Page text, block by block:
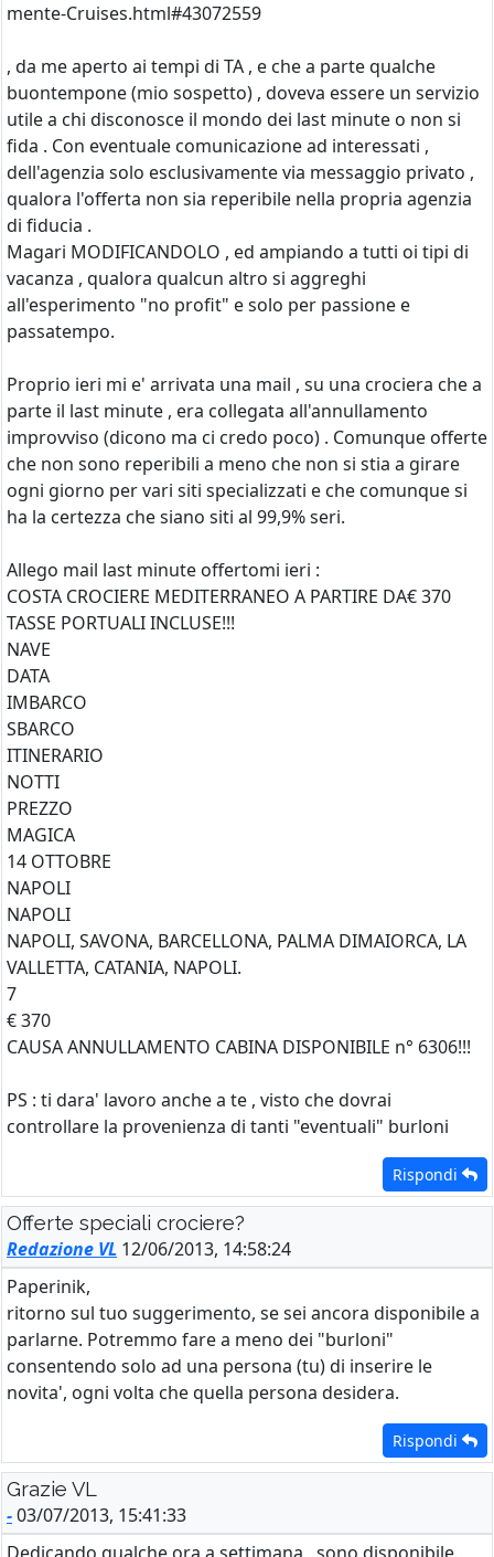
mente-Cruises.html#43072559
, da me aperto ai tempi di TA , e che a parte qualche
buontempone (mio sospetto) , doveva essere un servizio
utile a chi disconosce il mondo dei last minute o non si
fida . Con eventuale comunicazione ad interessati ,
dell'agenzia solo esclusivamente via messaggio privato ,
qualora l'offerta non sia reperibile nella propria agenzia
di fiducia .
Magari MODIFICANDOLO , ed ampiando a tutti oi tipi di
vacanza , qualora qualcun altro si aggreghi
all'esperimento "no profit" e solo per passione e
passatempo.
Proprio ieri mi e' arrivata una mail , su una crociera che a
parte il last minute , era collegata all'annullamento
improvviso (dicono ma ci credo poco) . Comunque offerte
che non sono reperibili a meno che non si stia a girare
ogni giorno per vari siti specializzati e che comunque si
ha la certezza che siano siti al 99,9% seri.
Allego mail last minute offertomi ieri :
COSTA CROCIERE MEDITERRANEO A PARTIRE DA€ 370
TASSE PORTUALI INCLUSE!!!
NAVE
DATA
IMBARCO
SBARCO
ITINERARIO
NOTTI
PREZZO
MAGICA
14 OTTOBRE
NAPOLI
NAPOLI
NAPOLI, SAVONA, BARCELLONA, PALMA DIMAIORCA, LA
VALLETTA, CATANIA, NAPOLI.
7
€ 370
CAUSA ANNULLAMENTO CABINA DISPONIBILE n° 6306!!!
PS : ti dara' lavoro anche a te , visto che dovrai
controllare la provenienza di tanti "eventuali" burloni
Rispondi
Offerte speciali crociere?
Redazione VL 12/06/2013, 14:58:24
Paperinik,
ritorno sul tuo suggerimento, se sei ancora disponibile a
parlarne. Potremmo fare a meno dei "burloni"
consentendo solo ad una persona (tu) di inserire le
novita', ogni volta che quella persona desidera.
Rispondi
Grazie VL
-03/07/2013, 15:41:33